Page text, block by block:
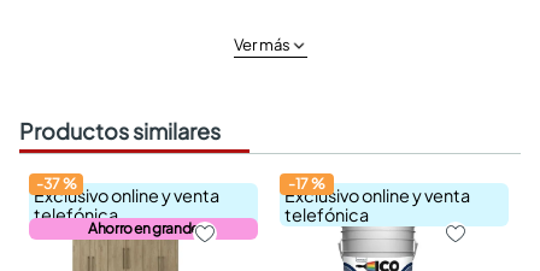
Ver más
Productos similares
Exclusivo online y venta
telefónica
Ahorro en grande
-37%
Exclusivo online y venta
telefónica
-17%